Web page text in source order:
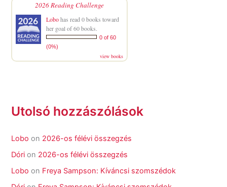
2026 Reading Challenge
Lobohas read 0 books toward
her goal of 60 books.
0 of 60
(0%)
view books
Utolsó hozzászólások
Lobo on 2026-os félévi összegzés
Dóri on 2026-os félévi összegzés
Lobo on Freya Sampson: Kíváncsi szomszédok